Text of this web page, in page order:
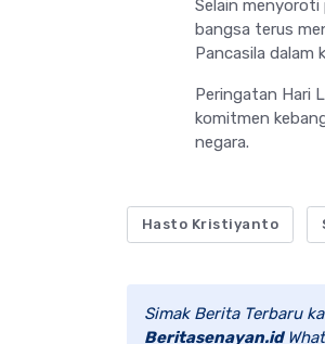
Selain
bangsa terus
Pancasila dalam
Peringatan Hari
komitmen
negara.
Hasto Kristiyanto
Simak Berita Terbaru
Beritasenayan.id